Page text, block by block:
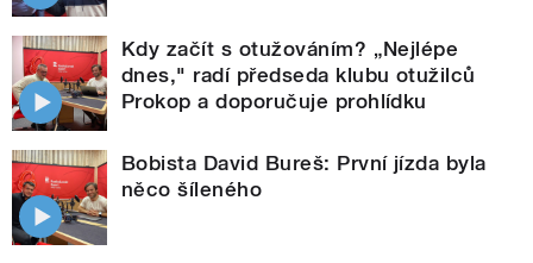
Kdy začít s otužováním? „Nejlépe
dnes," radí předseda klubu otužilců
Prokop a doporučuje prohlídku
Bobista David Bureš: První jízda byla
něco šíleného